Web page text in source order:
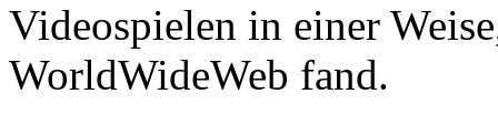
Videospielen in einer
WorldWideWeb fand.